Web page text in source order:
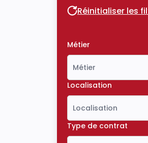
Réinitialiser les
Métier
Localisation
Type de contrat